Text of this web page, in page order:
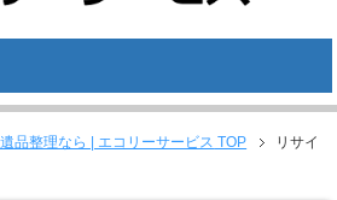
品整理なら | エコリーサービス TOP
リサイ